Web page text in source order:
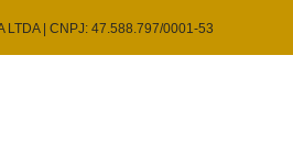
LTDA | CNPJ: 47.588.797/0001-53